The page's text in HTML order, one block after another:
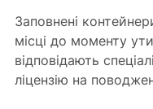
Заповнені
місці до моменту
відповідають
ліцензію на